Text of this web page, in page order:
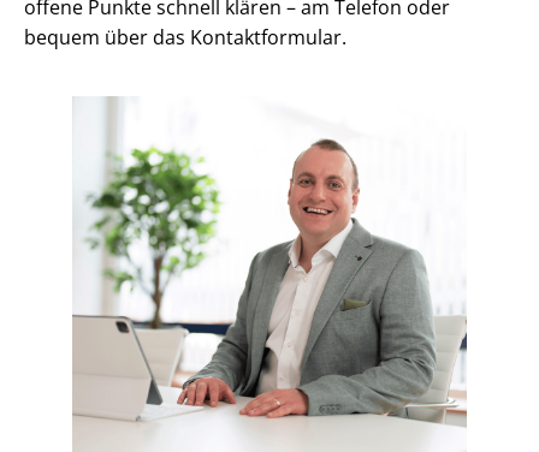
offene Punkte schnell klären – am Telefon oder
bequem über das Kontaktformular.